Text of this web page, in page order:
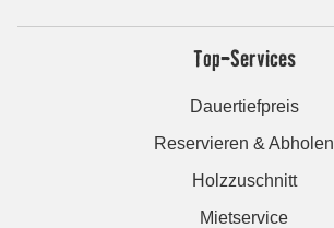
Top-Services
Dauertiefpreis
Reservieren & Abholen
Holzzuschnitt
Mietservice